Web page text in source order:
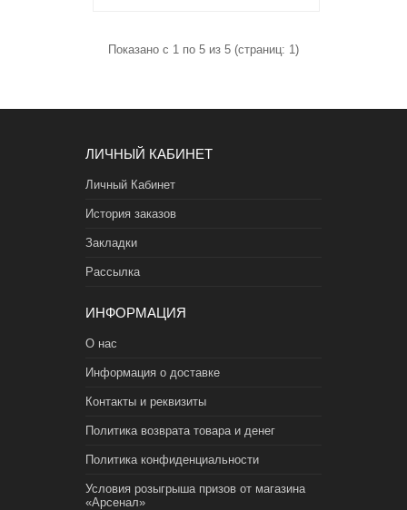
Показано с 1 по 5 из 5 (страниц: 1)
ЛИЧНЫЙ КАБИНЕТ
Личный Кабинет
История заказов
Закладки
Рассылка
ИНФОРМАЦИЯ
О нас
Информация о доставке
Контакты и реквизиты
Политика возврата товара и денег
Политика конфиденциальности
Условия розыгрыша призов от магазина
«Арсенал»